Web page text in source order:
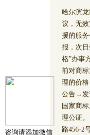
咨询请添加微信
哈尔滨
议，无
援的服
报，次
格”办事
前对商
理的价
公告→发
国家商
理公证
路456-2